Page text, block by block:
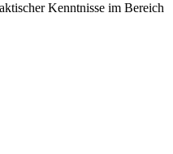
Kenntnisse im Bereich